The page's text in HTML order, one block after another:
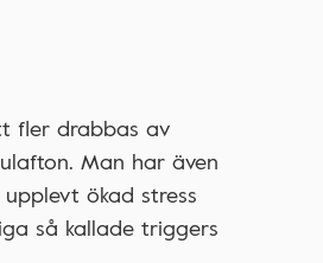
fler drabbas av
Man har även
ökad stress
så kallade triggers